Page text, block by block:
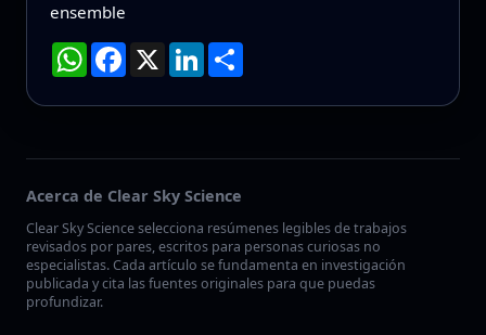
ensemble
WhatsApp
Facebook
X LinkedInCompartir
Acerca de Clear Sky Science
Clear Sky Science selecciona resúmenes legibles de trabajos
revisados por pares, escritos para personas curiosas no
especialistas. Cada artículo se fundamenta en investigación
publicada y cita las fuentes originales para que puedas
profundizar.